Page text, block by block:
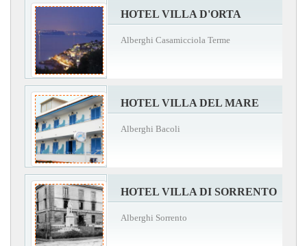
HOTEL VILLA D'ORTA
Alberghi Casamicciola Terme
HOTEL VILLA DEL MARE
Alberghi Bacoli
HOTEL VILLA DI SORRENTO
Alberghi Sorrento